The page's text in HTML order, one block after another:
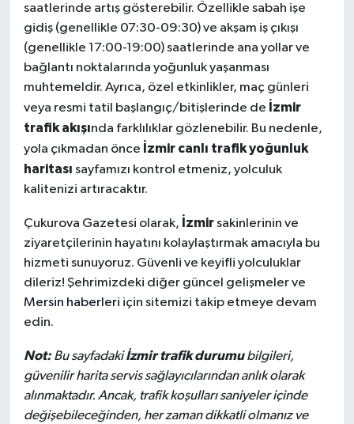
saatlerinde artış gösterebilir. Özellikle sabah işe
gidiş (genellikle 07:30-09:30) ve akşam iş çıkışı
(genellikle 17:00-19:00) saatlerinde ana yollar ve
bağlantı noktalarında yoğunluk yaşanması
muhtemeldir. Ayrıca, özel etkinlikler, maç günleri
veya resmi tatil başlangıç/bitişlerinde de İzmir
trafik akışında farklılıklar gözlenebilir. Bu nedenle,
yola çıkmadan önce İzmir canlı trafik yoğunluk
haritası sayfamızı kontrol etmeniz, yolculuk
kalitenizi artıracaktır.
Çukurova Gazetesi olarak, İzmirsakinlerinin ve
ziyaretçilerinin hayatını kolaylaştırmak amacıyla bu
hizmeti sunuyoruz. Güvenli ve keyifli yolculuklar
dileriz! Şehrimizdeki diğer güncel gelişmeler ve
Mersin haberleri için sitemizi takip etmeye devam
edin.
Not:Bu sayfadakiİzmir trafik durumubilgileri,
güvenilir harita servis sağlayıcılarından anlık olarak
alınmaktadır. Ancak, trafik koşulları saniyeler içinde
değişebileceğinden, her zaman dikkatli olmanız ve